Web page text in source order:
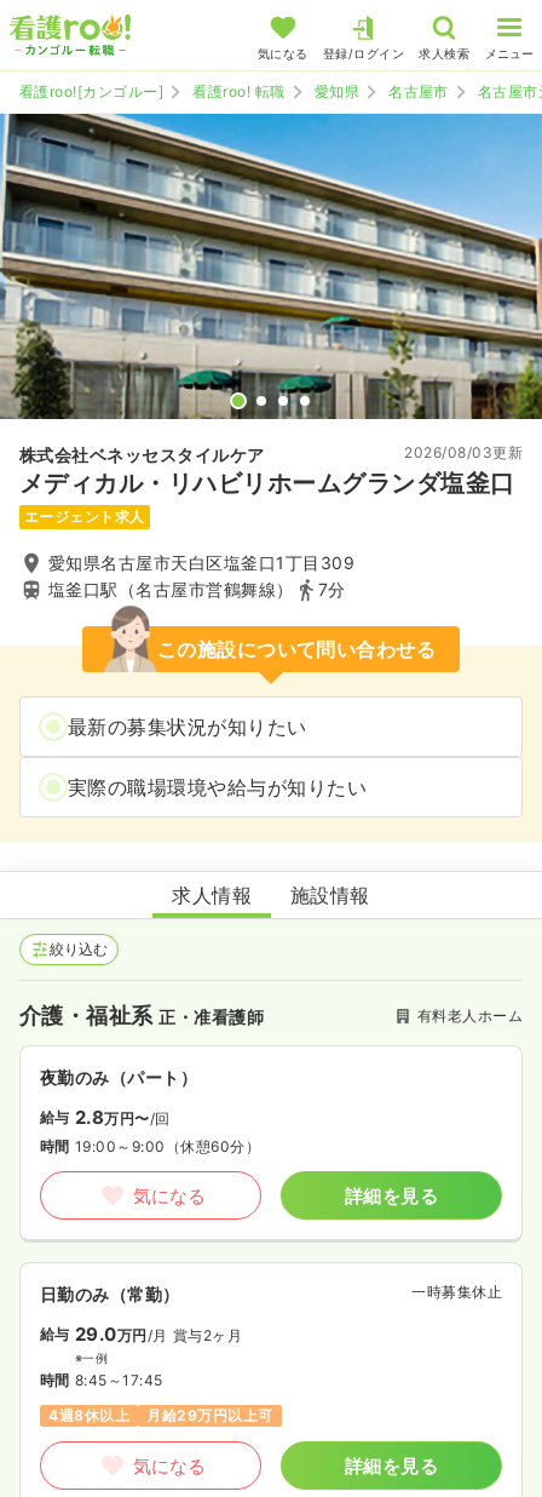
気になる 登録/ログイン 求人検索 メニュー
看護roo![カンゴルー] 看護roo! 転職 愛知県 名古屋市 名古屋市
株式会社ベネッセスタイルケア
メディカル・リハビリホームグランダ塩釜口
2026/08/03更新
エージェント求人
愛知県名古屋市天白区塩釜口1丁目309
塩釜口駅（名古屋市営鶴舞線）
7分
この施設について問い合わせる
最新の募集状況が知りたい
実際の職場環境や給与が知りたい
メディカル・リハビリホームグランダ塩釜口
求人情報 施設情報
絞り込む
介護・福祉系正・准看護師 有料老人ホーム
夜勤のみ（パート）
給与 2.8万円〜/回
時間 19:00～9:00 （休憩60分）
気になる 詳細を見る
日勤のみ（常勤） 一時募集休止
給与 29.0万円/月 賞与2ヶ月
※一例
時間 8:45～17:45
4週8休以上
月給29万円以上可
気になる 詳細を見る